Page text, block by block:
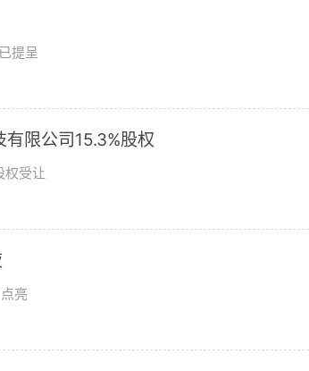
提呈
限公司15.3%股权
权受让
亮